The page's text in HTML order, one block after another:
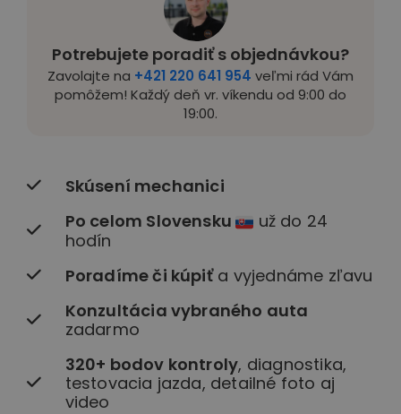
Potrebujete poradiť s objednávkou?
Zavolajte na +421 220 641 954 veľmi rád Vám
pomôžem! Každý deň vr. víkendu od 9:00 do
19:00.
Skúsení mechanici
Po celom Slovensku
už do 24
hodín
Poradíme či kúpiťa vyjednáme zľavu
Konzultácia vybraného auta
zadarmo
320+ bodov kontroly, diagnostika,
testovacia jazda, detailné foto aj
video